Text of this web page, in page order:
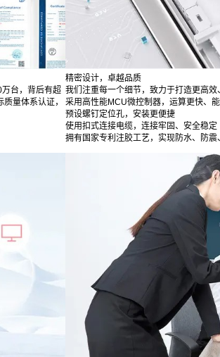
台，背后有超
量体系认证，
精密设计，卓越品质
我们注重每一个细节，致力于打造更高效
采用高性能MCU微控制器，运算更快、
预设螺钉定位孔，安装更便捷
使用扣式连接电缆，连接牢固、安全稳定
拥有国家专利注胶工艺，实现防水、防